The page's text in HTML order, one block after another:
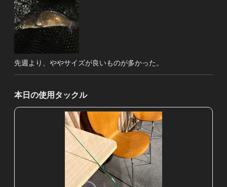
先週より、ややサイズが良いものが多かった。
本日の使用タックル